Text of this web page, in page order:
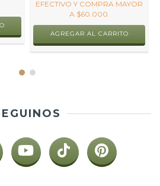
EFECTIVO Y COMPRA MAYOR
A $60.000.
AGREGAR AL CARRITO